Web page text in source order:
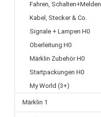
Fahren, Schalten+Melden
Kabel, Stecker & Co.
Signale + Lampen H0
Oberleitung H0
Märklin Zubehör H0
Startpackungen H0
My World (3+)
Märklin 1